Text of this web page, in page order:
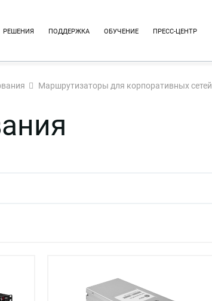
РЕШЕНИЯ ПОДДЕРЖКА ОБУЧЕНИЕ ПРЕСС-ЦЕНТР
Маршрутизаторы для корпоративных сетей